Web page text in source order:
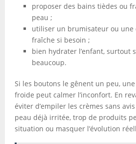
proposer des bains tièdes ou
peau ;
utiliser un brumisateur ou une
fraîche si besoin ;
bien hydrater l’enfant, surtout
beaucoup.
Si les boutons le gênent un peu, une
froide peut calmer l’inconfort. En
éviter d’empiler les crèmes sans
peau déjà irritée, trop de produits
situation ou masquer l’évolution